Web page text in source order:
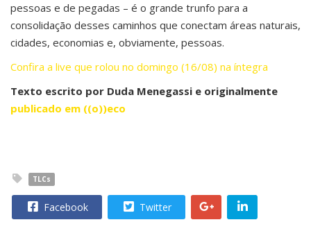
pessoas e de pegadas – é o grande trunfo para a
consolidação desses caminhos que conectam áreas naturais,
cidades, economias e, obviamente, pessoas.
Confira a live que rolou no domingo (16/08) na íntegra
Texto escrito por Duda Menegassi e originalmente
publicado em ((o))eco
TLCs
Facebook Twitter